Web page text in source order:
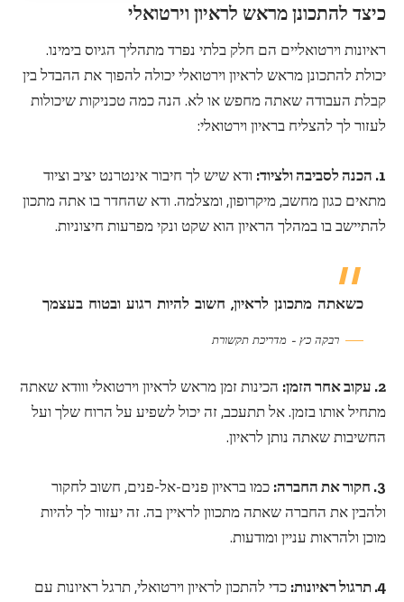
כיצד להתכונן מראש לראיון וירטואלי
ראיונות וירטואליים הם חלק בלתי נפרד מתהליך הגיוס בימינו.
יכולת להתכונן מראש לראיון וירטואלי יכולה להפוך את ההבדל בין
קבלת העבודה שאתה מחפש או לא. הנה כמה טכניקות שיכולות
לעזור לך להצליח בראיון וירטואלי:
1. הכנה לסביבה ולציוד:
ודא שיש לך חיבור אינטרנט יציב וציוד
מתאים כגון מחשב, מיקרופון, ומצלמה. ודא שהחדר בו אתה מתכון
להתיישב בו במהלך הראיון הוא שקט ונקי מפרעות חיצוניות.
כשאתה מתכונן לראיון, חשוב להיות רגוע ובטוח בעצמך
רבקה כץ – מדריכת תקשורת
2. עקוב אחר הזמן:
הכינות זמן מראש לראיון וירטואלי ווודא שאתה
מתחיל אותו בזמן. אל תתעכב, זה יכול לשפיע על הרוח שלך ועל
החשיבות שאתה נותן לראיון.
3. חקור את החברה:
כמו בראיון פנים-אל-פנים, חשוב לחקור
ולהבין את החברה שאתה מתכוון לראיין בה. זה יעזור לך להיות
מוכן ולהראות עניין ומודעות.
4. תרגול ראיונות:
כדי להתכון לראיון וירטואלי, תרגל ראיונות עם